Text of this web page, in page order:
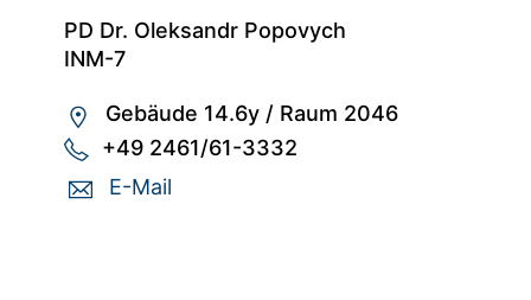
PD Dr. Oleksandr Popovych
INM-7
Gebäude 14.6y / Raum 2046
+49 2461/61-3332
E-Mail